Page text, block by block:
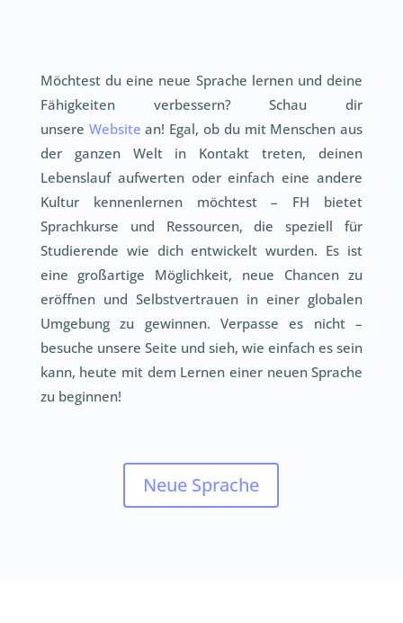
Möchtest du eine neue Sprache lernen und deine
Fähigkeiten verbessern? Schau dir
unsere Website an! Egal, ob du mit Menschen aus
der ganzen Welt in Kontakt treten, deinen
Lebenslauf aufwerten oder einfach eine andere
Kultur kennenlernen möchtest – FH bietet
Sprachkurse und Ressourcen, die speziell für
Studierende wie dich entwickelt wurden. Es ist
eine großartige Möglichkeit, neue Chancen zu
eröffnen und Selbstvertrauen in einer globalen
Umgebung zu gewinnen. Verpasse es nicht –
besuche unsere Seite und sieh, wie einfach es sein
kann, heute mit dem Lernen einer neuen Sprache
zu beginnen!
Neue Sprache